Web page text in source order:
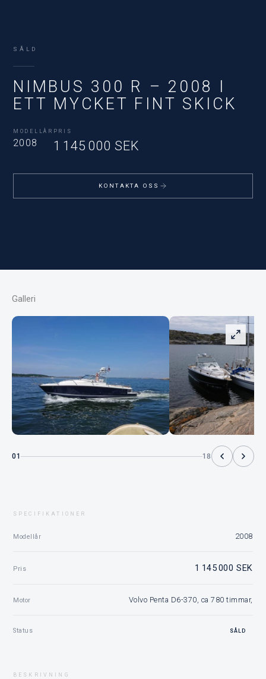
SÅLD
NIMBUS 300 R – 2008 I
ETT MYCKET FINT SKICK
MODELLÅR
2008
PRIS
1 145 000 SEK
KONTAKTA OSS
Galleri
01 18
SPECIFIKATIONER
Modellår 2008
Pris 1 145 000 SEK
Motor Volvo Penta D6-370, ca 780 timmar,
Status SÅLD
BESKRIVNING